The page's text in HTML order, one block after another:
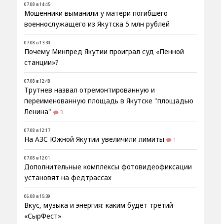
07.08 в 14:45
Мошенники выманили у матери погибшего
военнослужащего из Якутска 5 млн рублей
07.08 в 13:30
Почему Минпред Якутии проиграл суд «Пенной
станции»?
07.08 в 12:48
Трутнев назвал отремонтированную и
переименованную площадь в Якутске "площадью
Ленина"
3
07.08 в 12:17
На АЗС Южной Якутии увеличили лимиты 1
07.08 в 12:01
Дополнительные комплексы фотовидеофиксации
установят на федтрассах
06.08 в 15:39
Вкус, музыка и энергия: каким будет третий
«СырФест»